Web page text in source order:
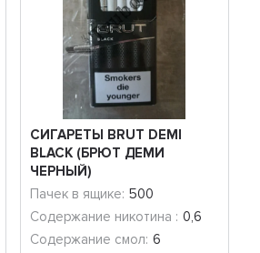
СИГАРЕТЫ BRUT DEMI
BLACK (БРЮТ ДЕМИ
ЧЕРНЫЙ)
Пачек в ящике: 500
Содержание никотина : 0,6
Содержание смол: 6